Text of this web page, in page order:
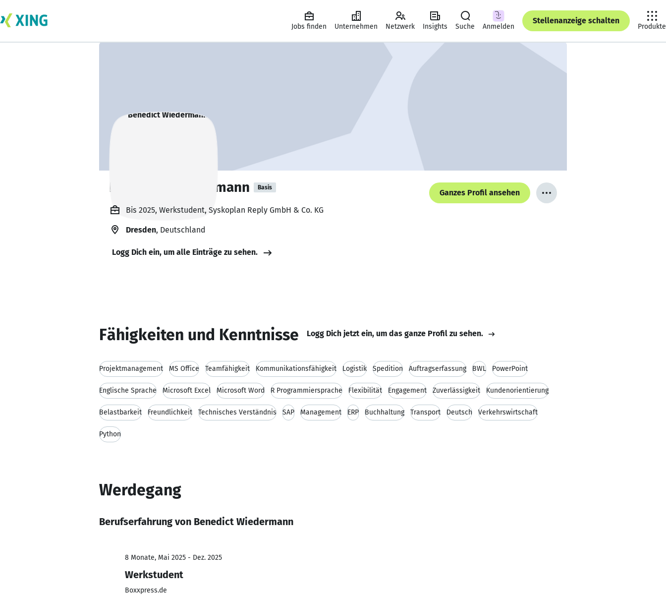
Jobs finden Unternehmen Netzwerk Insights Suche Anmelden
Stellenanzeige schalten
Produkte
Benedict Wiedermann Basis
Ganzes Profil ansehen
Bis 2025, Werkstudent, Syskoplan Reply GmbH & Co. KG
Dresden, Deutschland
Logg Dich ein, um alle Einträge zu sehen.
Fähigkeiten und Kenntnisse Logg Dich jetzt ein, um das ganze Profil zu sehen.
Projektmanagement MS Office Teamfähigkeit Kommunikationsfähigkeit Logistik Spedition Auftragserfassung BWL PowerPoint
Englische Sprache Microsoft Excel Microsoft Word R Programmiersprache Flexibilität Engagement Zuverlässigkeit Kundenorientierung
Belastbarkeit Freundlichkeit Technisches Verständnis SAP Management ERP Buchhaltung Transport Deutsch Verkehrswirtschaft
Python
Werdegang
Berufserfahrung von Benedict Wiedermann
8 Monate, Mai 2025 - Dez. 2025
Werkstudent
Boxxpress.de